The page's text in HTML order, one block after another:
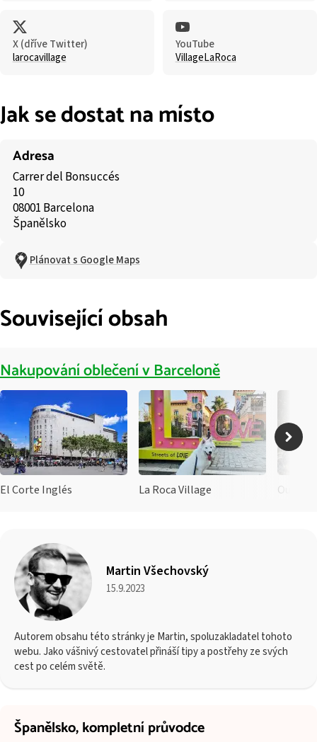
X (dříve Twitter)
larocavillage
YouTube
VillageLaRoca
Jak se dostat na místo
Adresa
Carrer del Bonsuccés
10
08001 Barcelona
Španělsko
Plánovat s Google Maps
Související obsah
Nakupování oblečení v Barceloně
El Corte Inglés La Roca Village Outlet
Martin Všechovský
15.9.2023
Autorem obsahu této stránky je Martin, spoluzakladatel tohoto
webu. Jako vášnivý cestovatel přináší tipy a postřehy ze svých
cest po celém světě.
Španělsko,kompletní průvodce